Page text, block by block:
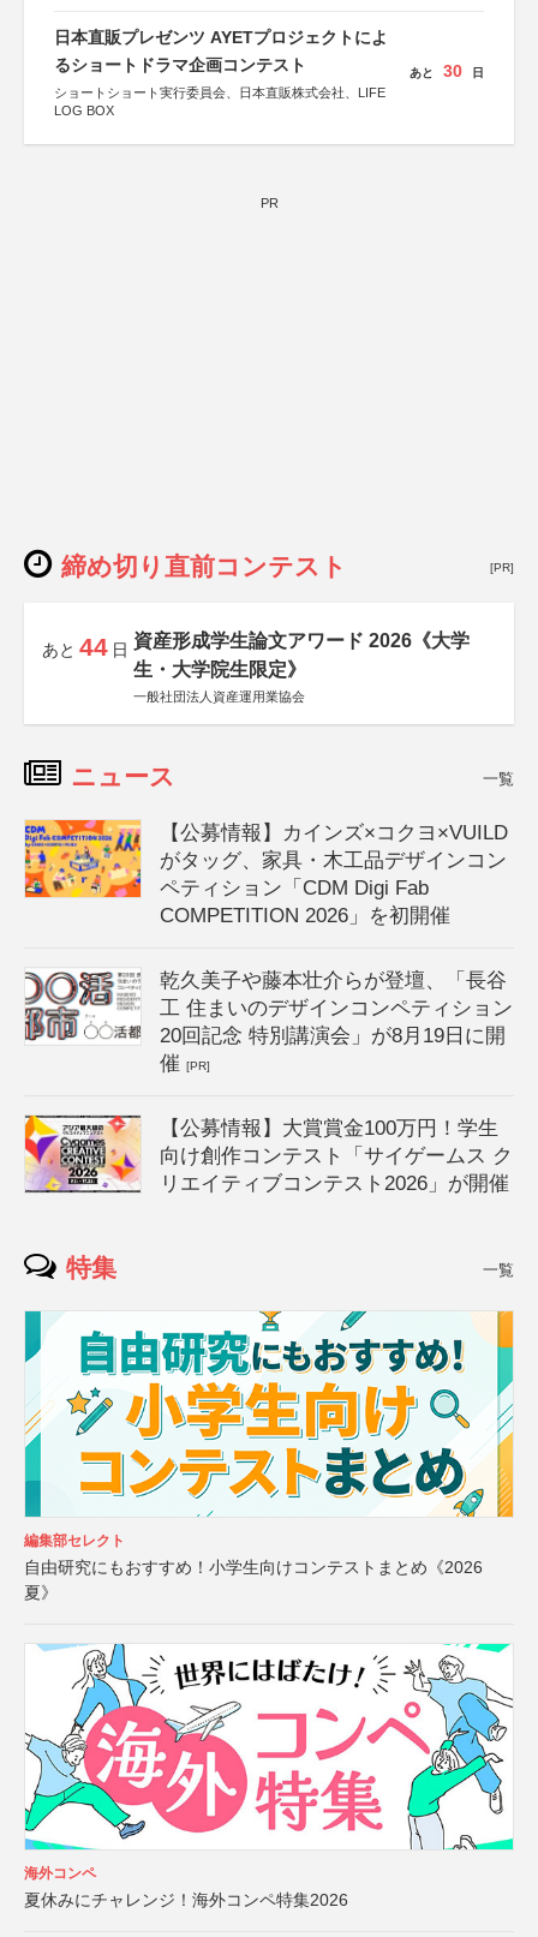
日本直販プレゼンツ AYETプロジェクトによ
るショートドラマ企画コンテスト
ショートショート実行委員会、日本直販株式会社、LIFE
LOG BOX
あと 30 日
PR
締め切り直前コンテスト [PR]
あと 44 日 資産形成学生論文アワード 2026《大学
生・大学院生限定》
一般社団法人資産運用業協会
ニュース 一覧
【公募情報】カインズ×コクヨ×VUILD
がタッグ、家具・木工品デザインコン
ペティション「CDM Digi Fab
COMPETITION 2026」を初開催
乾久美子や藤本壮介らが登壇、「長谷
工 住まいのデザインコンペティション
20回記念 特別講演会」が8月19日に開
催[PR]
【公募情報】大賞賞金100万円！学生
向け創作コンテスト「サイゲームス ク
リエイティブコンテスト2026」が開催
特集 一覧
編集部セレクト
自由研究にもおすすめ！小学生向けコンテストまとめ《2026
夏》
海外コンペ
夏休みにチャレンジ！海外コンペ特集2026